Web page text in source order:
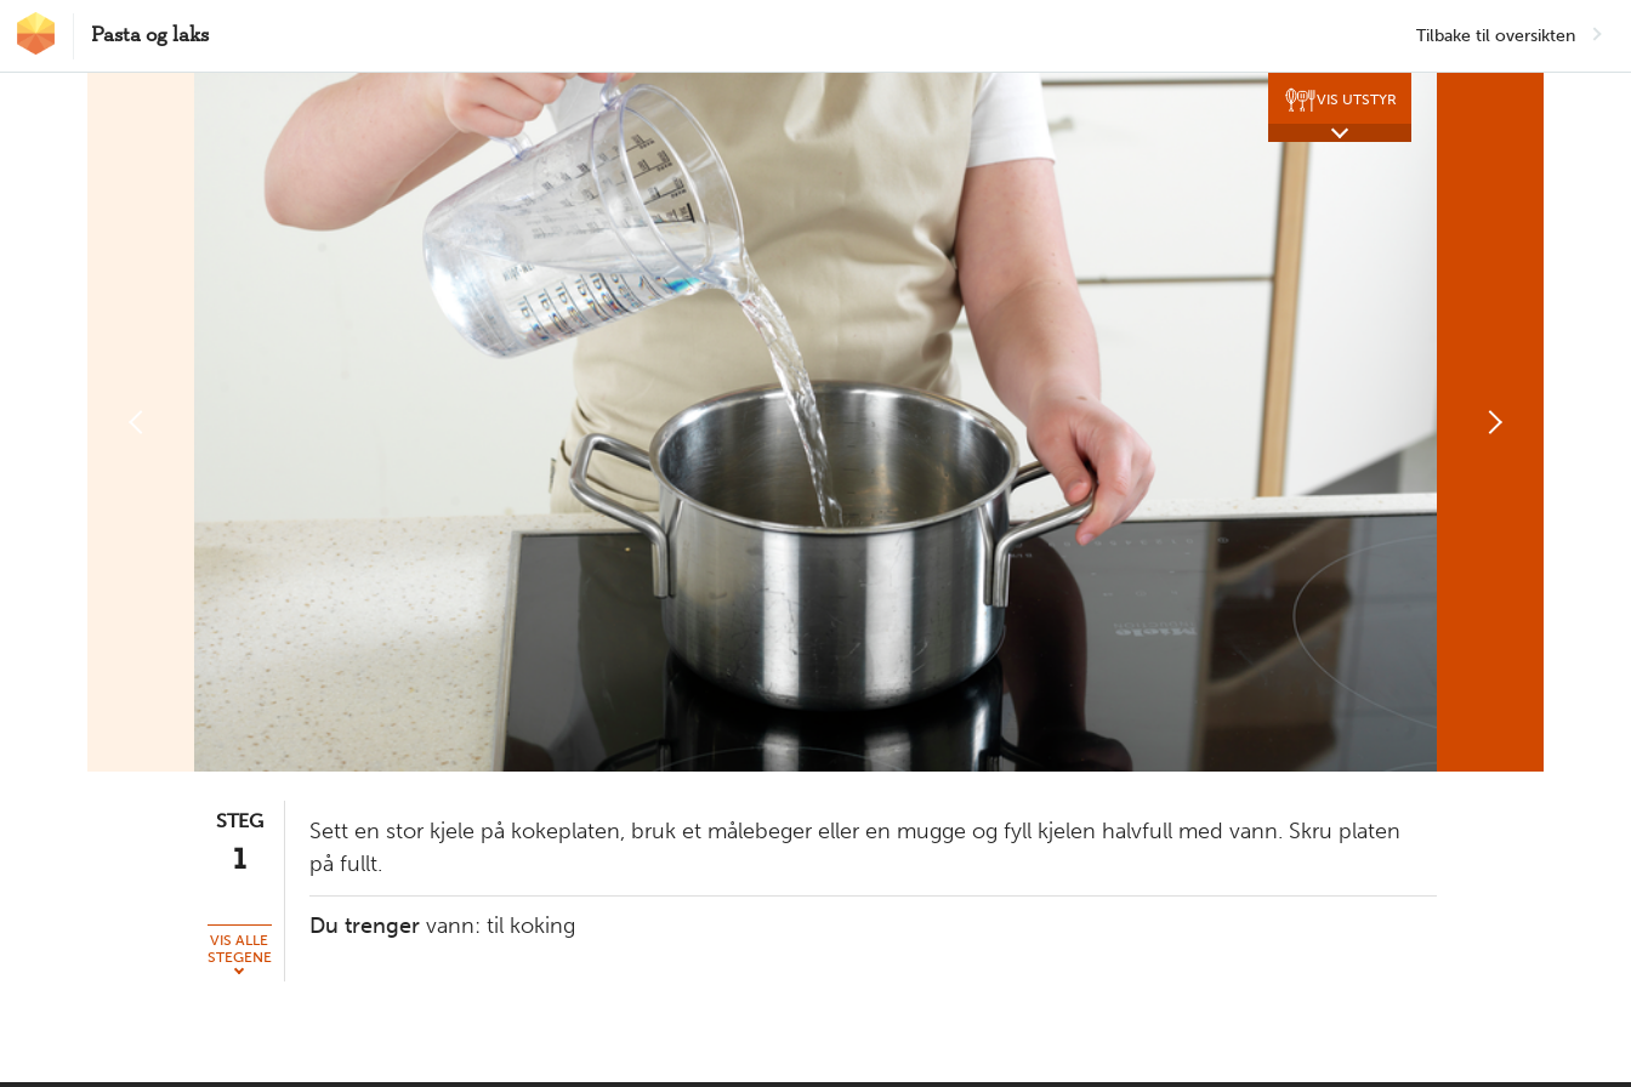
Hopp til hovedinnhold
Pasta og laks Tilbake til oversikten
VIS UTSTYR
STEG
1
VIS ALLE
STEGENE
Sett en stor kjele på kokeplaten, bruk et målebeger eller en mugge og fyll kjelen halvfull med vann. Skru platen
på fullt.
Du trenger vann: til koking